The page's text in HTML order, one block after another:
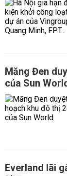
Măng Đen
của Sun
Everland lãi